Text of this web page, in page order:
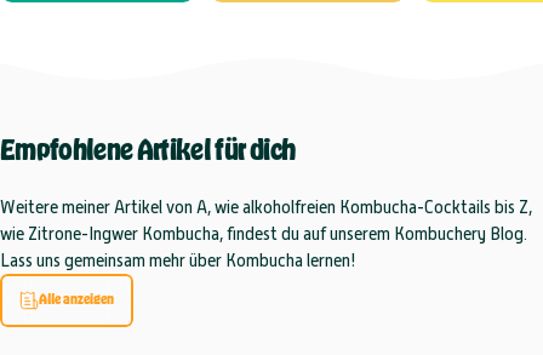
EmpfohleneArtikelfürdich
Weitere meiner Artikel von A, wie alkoholfreien Kombucha-Cocktails bis Z,
wie Zitrone-Ingwer Kombucha, findest du auf unserem Kombuchery Blog.
Lass uns gemeinsam mehr über Kombucha lernen!
Alle anzeigen